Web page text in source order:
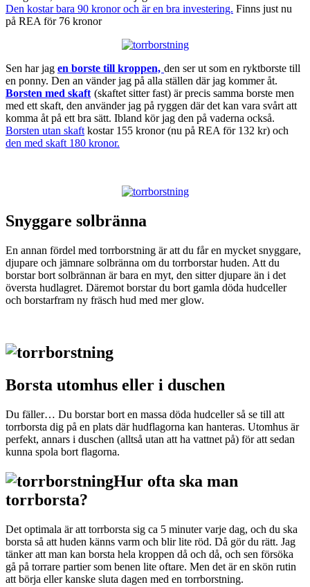
Den kostar bara 90 kronor och är en bra investering. Finns just nu
på REA för 76 kronor
Sen har jag en borste till kroppen, den ser ut som en ryktborste till
en ponny. Den an vänder jag på alla ställen där jag kommer åt.
Borsten med skaft (skaftet sitter fast) är precis samma borste men
med ett skaft, den använder jag på ryggen där det kan vara svårt att
komma åt på ett bra sätt. Ibland kör jag den på vaderna också.
Borsten utan skaft kostar 155 kronor (nu på REA för 132 kr) och
den med skaft 180 kronor.
Snyggare solbränna
En annan fördel med torrborstning är att du får en mycket snyggare,
djupare och jämnare solbränna om du torrborstar huden. Att du
borstar bort solbrännan är bara en myt, den sitter djupare än i det
översta hudlagret. Däremot borstar du bort gamla döda hudceller
och borstarfram ny fräsch hud med mer glow.
Borsta utomhus eller i duschen
Du fäller… Du borstar bort en massa döda hudceller så se till att
torrborsta dig på en plats där hudflagorna kan hanteras. Utomhus är
perfekt, annars i duschen (alltså utan att ha vattnet på) för att sedan
kunna spola bort flagorna.
Hur ofta ska man
torrborsta?
Det optimala är att torrborsta sig ca 5 minuter varje dag, och du ska
borsta så att huden känns varm och blir lite röd. Då gör du rätt. Jag
tänker att man kan borsta hela kroppen då och då, och sen försöka
gå på torrare partier som benen lite oftare. Men det är en skön rutin
att börja eller kanske sluta dagen med en torrborstning.